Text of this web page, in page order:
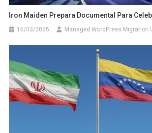
Iron Maiden Prepara Documental Para
16/03/2025 Managed WordPress Migration